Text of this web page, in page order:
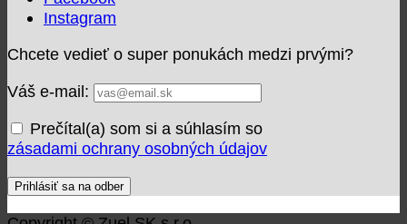
Instagram
Chcete vedieť o super ponukách medzi prvými?
Váš e-mail:
Prečítal(a) som si a súhlasím so
zásadami ochrany osobných údajov